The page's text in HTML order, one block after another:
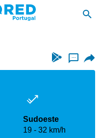
...
Sudoeste
19
32 km/h